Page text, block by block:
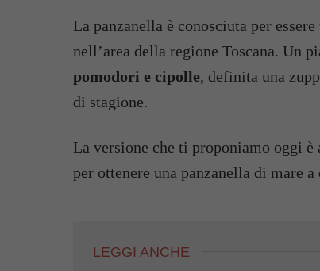
La panzanella è conosciuta per
nell’area della regione Toscana. Un
pomodori e cipolle, definita una
di stagione.
La versione che ti proponiamo oggi è
per ottenere una panzanella di mare
LEGGI ANCHE